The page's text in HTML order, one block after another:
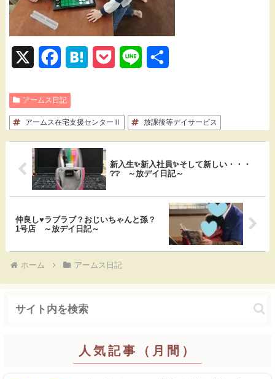
c
e
b
o
o
e
n
k
e
t
e
アームス日記
アームス在宅支援センターⅡ 放課後等デイサービス
新入生✨新入社員✨そして新しい・・・
❔❔ ～放デイ日記～
仲良し♥ラブラブ？おじいちゃんと孫？
1号店 ～放デイ日記～
ホーム アームス日記
人気記事（月間）